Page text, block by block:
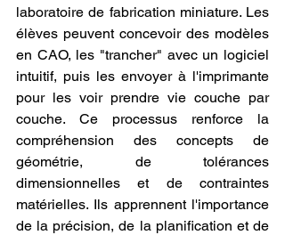
laboratoire de fabrication miniature. Les
élèves peuvent concevoir des modèles
en CAO, les "trancher" avec un logiciel
intuitif, puis les envoyer à l'imprimante
pour les voir prendre vie couche par
couche. Ce processus renforce la
compréhension des concepts de
géométrie, de tolérances
dimensionnelles et de contraintes
matérielles. Ils apprennent l'importance
de la précision, de la planification et de